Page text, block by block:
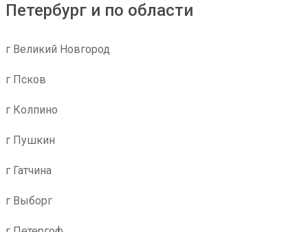
Петербург и по области
г Великий Новгород
г Псков
г Колпино
г Пушкин
г Гатчина
г Выборг